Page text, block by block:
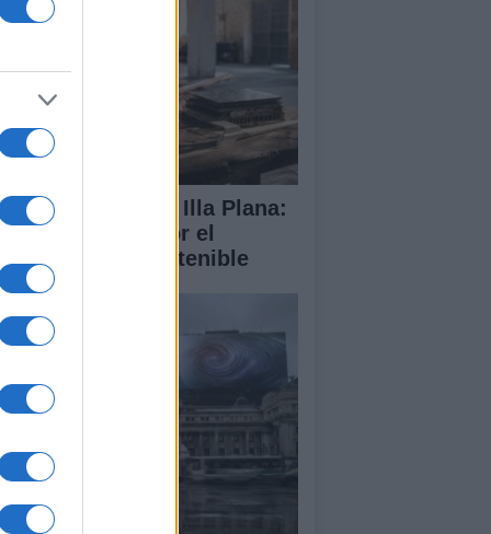
de la Illa Plana:
apuesta por el
náutico sostenible